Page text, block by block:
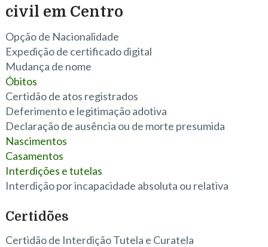
civil em Centro
Opção de Nacionalidade
Expedição de certificado digital
Mudança de nome
Óbitos
Certidão de atos registrados
Deferimento e legitimação adotiva
Declaração de ausência ou de morte presumida
Nascimentos
Casamentos
Interdições e tutelas
Interdição por incapacidade absoluta ou relativa
Certidões
Certidão de Interdição Tutela e Curatela